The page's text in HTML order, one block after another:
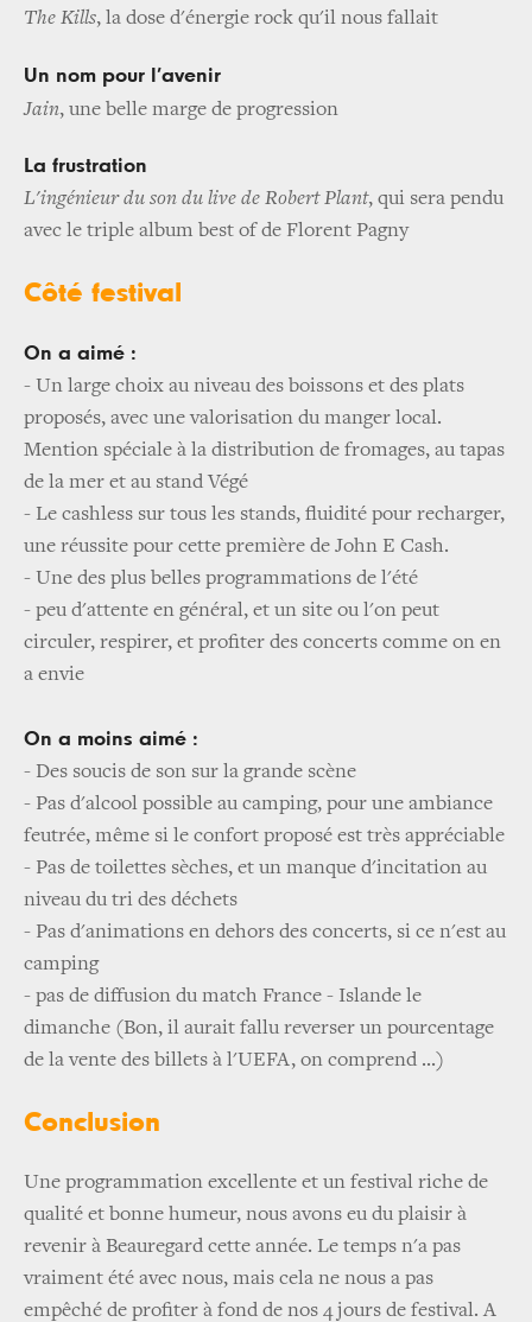
The Kills, la dose d'énergie rock qu'il nous fallait
Un nom pour l’avenir
Jain, une belle marge de progression
La frustration
L'ingénieur du son du live de Robert Plant, qui sera pendu
avec le triple album best of de Florent Pagny
Côté festival
On a aimé :
- Un large choix au niveau des boissons et des plats
proposés, avec une valorisation du manger local.
Mention spéciale à la distribution de fromages, au tapas
de la mer et au stand Végé
- Le cashless sur tous les stands, fluidité pour recharger,
une réussite pour cette première de John E Cash.
- Une des plus belles programmations de l'été
- peu d'attente en général, et un site ou l'on peut
circuler, respirer, et profiter des concerts comme on en
a envie
On a moins aimé :
- Des soucis de son sur la grande scène
- Pas d'alcool possible au camping, pour une ambiance
feutrée, même si le confort proposé est très appréciable
- Pas de toilettes sèches, et un manque d'incitation au
niveau du tri des déchets
- Pas d'animations en dehors des concerts, si ce n'est au
camping
- pas de diffusion du match France - Islande le
dimanche (Bon, il aurait fallu reverser un pourcentage
de la vente des billets à l'UEFA, on comprend ...)
Conclusion
Une programmation excellente et un festival riche de
qualité et bonne humeur, nous avons eu du plaisir à
revenir à Beauregard cette année. Le temps n'a pas
vraiment été avec nous, mais cela ne nous a pas
empêché de profiter à fond de nos 4 jours de festival. A